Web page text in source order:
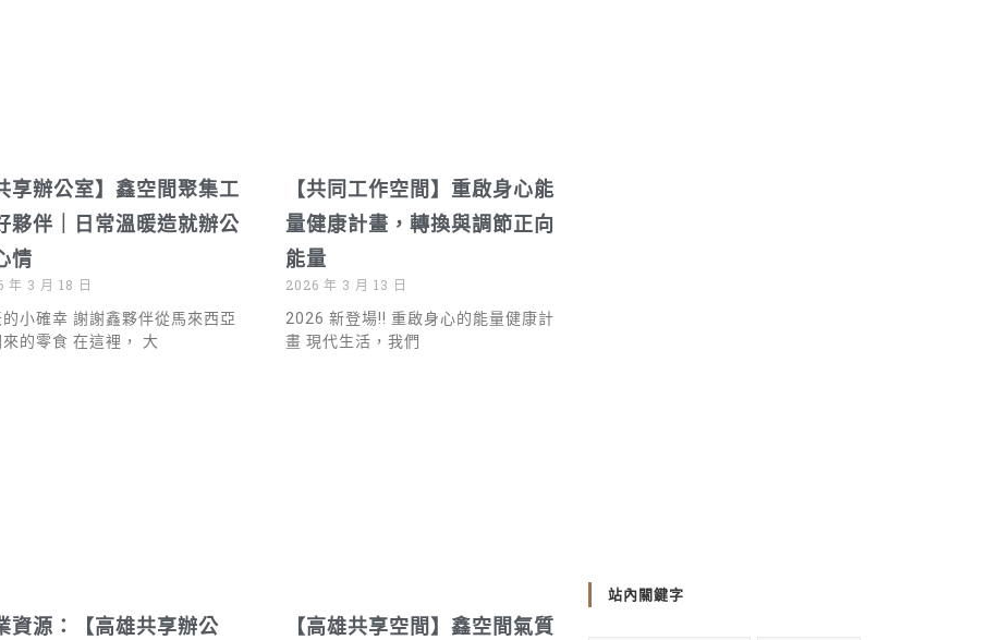
享辦公室】鑫空間聚集工
夥伴｜日常溫暖造就辦公
情
年 3 月 18 日
的小確幸 謝謝鑫夥伴從馬來西亞
來的零食 在這裡， 大
【共同工作空間】重啟身心能
量健康計畫，轉換與調節正向
能量
2026 年 3 月 13 日
2026 新登場!! 重啟身心的能量健康計
畫 現代生活，我們
資源：【高雄共享辦公
【高雄共享空間】鑫空間氣質
站內關鍵字